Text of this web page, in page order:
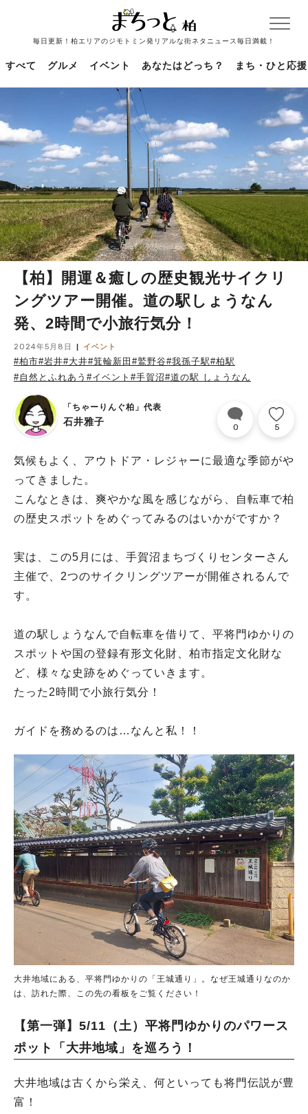
毎日更新！柏エリアのジモトミン発リアルな街ネタニュース毎日満載！
すべて グルメ イベント あなたはどっち？ まち・ひと応援
【柏】開運＆癒しの歴史観光サイクリ
ングツアー開催。道の駅しょうなん
発、2時間で小旅行気分！
2024年5月8日 イベント
#柏市#岩井#大井#箕輪新田 #鷲野谷#我孫子駅#柏駅
#自然とふれあう #イベント #手賀沼#道の駅 しょうなん
「ちゃーりんぐ柏」代表
石井雅子 0 5
気候もよく、アウトドア・レジャーに最適な季節がや
ってきました。
こんなときは、爽やかな風を感じながら、自転車で柏
の歴史スポットをめぐってみるのはいかがですか？
実は、この5月には、手賀沼まちづくりセンターさん
主催で、2つのサイクリングツアーが開催されるんで
す。
道の駅しょうなんで自転車を借りて、平将門ゆかりの
スポットや国の登録有形文化財、柏市指定文化財な
ど、様々な史跡をめぐっていきます。
たった2時間で小旅行気分！
ガイドを務めるのは…なんと私！！
大井地域にある、平将門ゆかりの「王城通り」。なぜ王城通りなのか
は、訪れた際、この先の看板をご覧ください！
【第一弾】5/11（土）平将門ゆかりのパワース
ポット「大井地域」を巡ろう！
大井地域は古くから栄え、何といっても将門伝説が豊
富！